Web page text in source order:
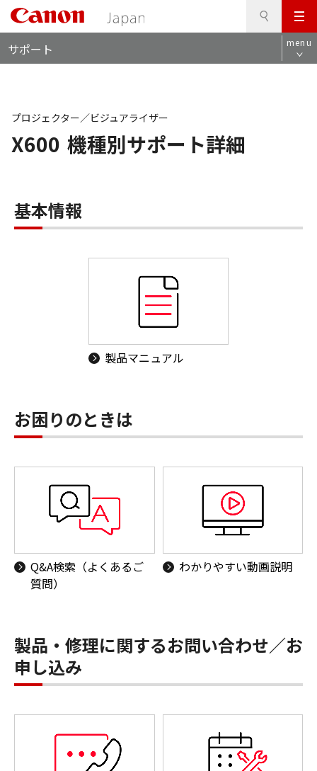
メ
ニ
ュ
サポート menu
X600 機種別サポート詳細
プロジェクター／ビジュアライザー
基本情報
製品マニュアル
お困りのときは
Q&A検索（よくあるご
質問）
わかりやすい動画説明
製品・修理に関するお問い合わせ／お
申し込み